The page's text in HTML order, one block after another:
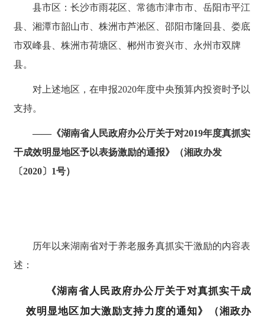
县市区：长沙市雨花区、常德市津市市、岳阳市平江
县、湘潭市韶山市、株洲市芦淞区、邵阳市隆回县、娄底
市双峰县、株洲市荷塘区、郴州市资兴市、永州市双牌
县。
对上述地区，在申报2020年度中央预算内投资时予以
支持。
——《湖南省人民政府办公厅关于对2019年度真抓实
干成效明显地区予以表扬激励的通报》（湘政办发
〔2020〕1号）
历年以来湖南省对于养老服务真抓实干激励的内容表
述：
《湖南省人民政府办公厅关于对真抓实干成
效明显地区加大激励支持力度的通知》（湘政办